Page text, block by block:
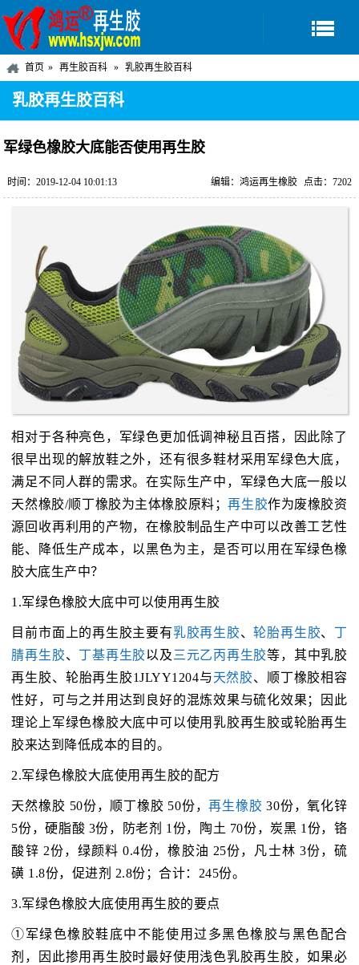
首页 再生胶百科 乳胶再生胶百科
乳胶再生胶百科
军绿色橡胶大底能否使用再生胶
时间：2019-12-04 10:01:13 点击：7202
编辑：鸿运再生橡胶
相对于各种亮色，军绿色更加低调神秘且百搭，因此除了
很早出现的解放鞋之外，还有很多鞋材采用军绿色大底，
满足不同人群的需求。在实际生产中，军绿色大底一般以
天然橡胶/顺丁橡胶为主体橡胶原料；再生胶作为废橡胶资
源回收再利用的产物，在橡胶制品生产中可以改善工艺性
能、降低生产成本，以黑色为主，是否可以用在军绿色橡
胶大底生产中？
1.军绿色橡胶大底中可以使用再生胶
目前市面上的再生胶主要有乳胶再生胶、轮胎再生胶、 丁
腈再生胶、 丁基再生胶以及 三元乙丙再生胶等，其中乳胶
再生胶、轮胎再生胶1JLYY1204与天然胶、顺丁橡胶相容
性好，可与之并用达到良好的混炼效果与硫化效果；因此
理论上军绿色橡胶大底中可以使用乳胶再生胶或轮胎再生
胶来达到降低成本的目的。
2.军绿色橡胶大底使用再生胶的配方
天然橡胶 50份，顺丁橡胶 50份，再生橡胶 30份，氧化锌
5份，硬脂酸 3份，防老剂 1份，陶土 70份，炭黑 1份，铬
酸锌 2份，绿颜料 0.4份，橡胶油 25份，凡士林 3份，硫
磺 1.8份，促进剂 2.8份；合计：245份。
3.军绿色橡胶大底使用再生胶的要点
①军绿色橡胶鞋底中不能使用过多黑色橡胶与黑色配合
剂，因此掺用再生胶时最好使用浅色乳胶再生胶，如果必